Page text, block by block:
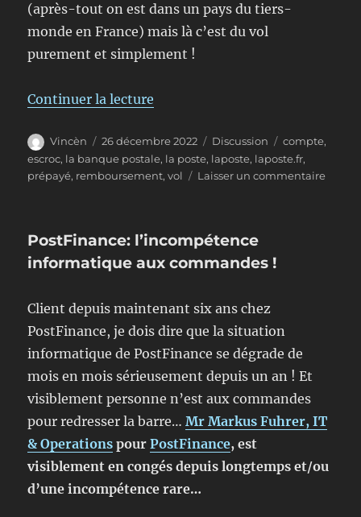
(après-tout on est dans un pays du tiers-
monde en France) mais là c’est du vol
purement et simplement !
Continuer la lecture
Auteur
Vincèn
Publié
le
26 décembre 2022 Format
Discussion Étiquettes
compte,
escroc, la banque postale, la poste, laposte, laposte.fr,
prépayé, remboursement,vol Laisser un commentairesur
PostFinance: l’incompétence
informatique aux commandes !
Client depuis maintenant six ans chez
PostFinance, je dois dire que la situation
informatique de PostFinance se dégrade de
mois en mois sérieusement depuis un an ! Et
visiblement personne n’est aux commandes
pour redresser la barre…Mr Markus Fuhrer, IT
& Operations pourPostFinance, est
visiblement en congés depuis longtemps et/ou
d’une incompétence rare…